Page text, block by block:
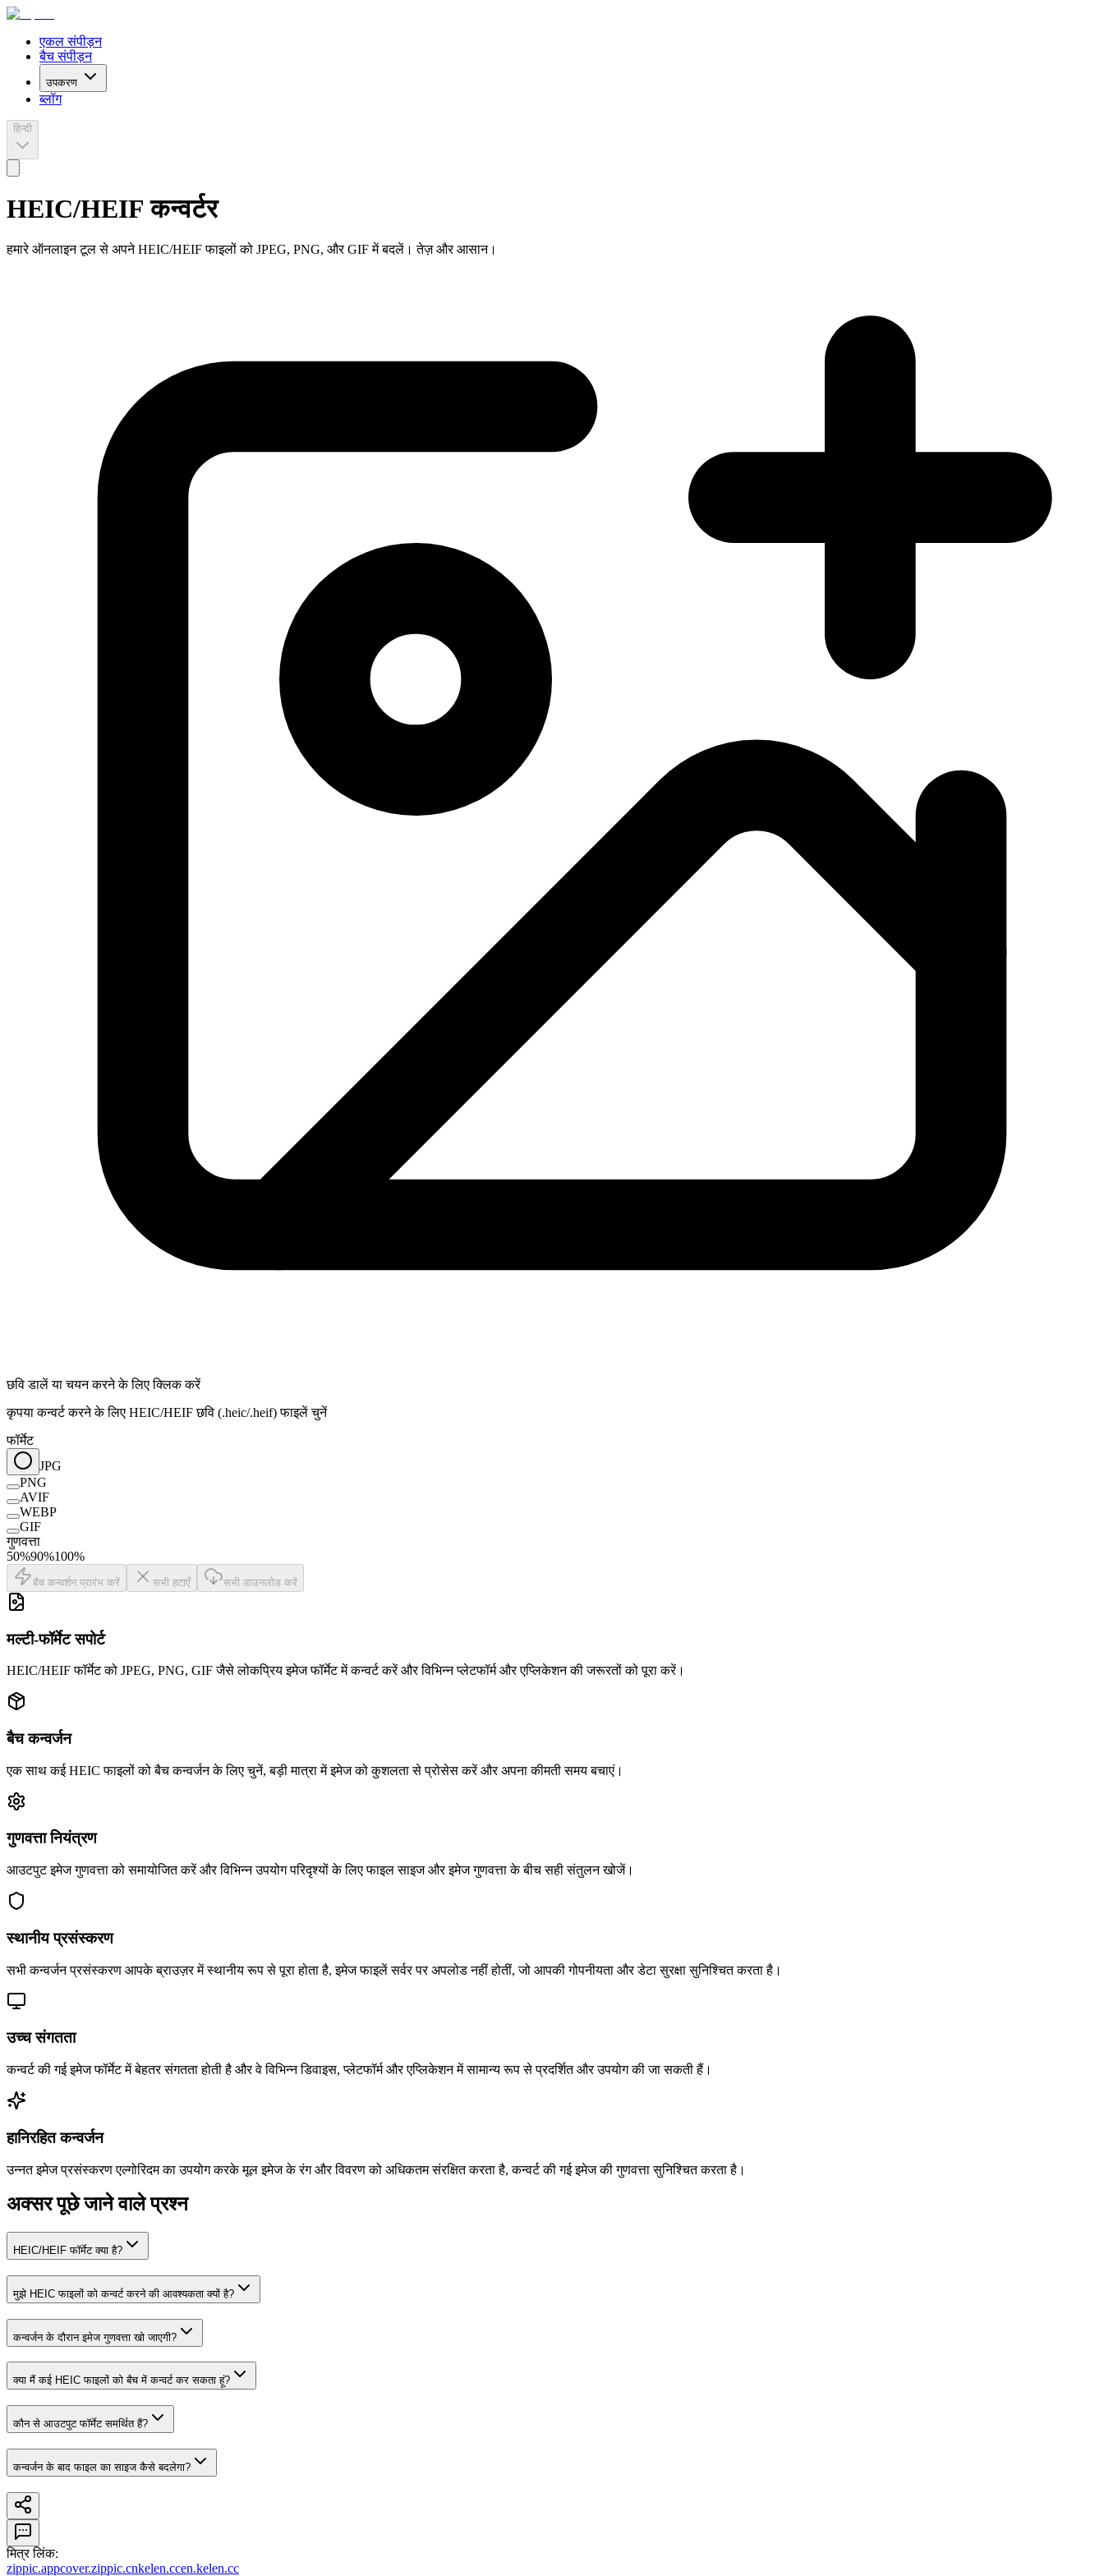
एकल संपीड़न
बैच संपीड़न
उपकरण
ब्लॉग
हिन्दी
HEIC/HEIF कन्वर्टर
हमारे ऑनलाइन टूल से अपने HEIC/HEIF फाइलों को JPEG, PNG, और GIF में बदलें। तेज़ और आसान।
छवि डालें या चयन करने के लिए क्लिक करें
कृपया कन्वर्ट करने के लिए HEIC/HEIF छवि (.heic/.heif) फाइलें चुनें
फॉर्मेट
JPG
PNG
AVIF
WEBP
GIF
गुणवत्ता
50%90%100%
बैच कन्वर्शन प्रारंभ करें सभी हटाएँ सभी डाउनलोड करें
मल्टी-फॉर्मेट सपोर्ट
HEIC/HEIF फॉर्मेट को JPEG, PNG, GIF जैसे लोकप्रिय इमेज फॉर्मेट में कन्वर्ट करें और विभिन्न प्लेटफॉर्म और एप्लिकेशन की जरूरतों को पूरा करें।
बैच कन्वर्जन
एक साथ कई HEIC फाइलों को बैच कन्वर्जन के लिए चुनें, बड़ी मात्रा में इमेज को कुशलता से प्रोसेस करें और अपना कीमती समय बचाएं।
गुणवत्ता नियंत्रण
आउटपुट इमेज गुणवत्ता को समायोजित करें और विभिन्न उपयोग परिदृश्यों के लिए फाइल साइज और इमेज गुणवत्ता के बीच सही संतुलन खोजें।
स्थानीय प्रसंस्करण
सभी कन्वर्जन प्रसंस्करण आपके ब्राउज़र में स्थानीय रूप से पूरा होता है, इमेज फाइलें सर्वर पर अपलोड नहीं होतीं, जो आपकी गोपनीयता और डेटा सुरक्षा सुनिश्चित करता है।
उच्च संगतता
कन्वर्ट की गई इमेज फॉर्मेट में बेहतर संगतता होती है और वे विभिन्न डिवाइस, प्लेटफॉर्म और एप्लिकेशन में सामान्य रूप से प्रदर्शित और उपयोग की जा सकती हैं।
हानिरहित कन्वर्जन
उन्नत इमेज प्रसंस्करण एल्गोरिदम का उपयोग करके मूल इमेज के रंग और विवरण को अधिकतम संरक्षित करता है, कन्वर्ट की गई इमेज की गुणवत्ता सुनिश्चित करता है।
अक्सर पूछे जाने वाले प्रश्न
HEIC/HEIF फॉर्मेट क्या है?
मुझे HEIC फाइलों को कन्वर्ट करने की आवश्यकता क्यों है?
कन्वर्जन के दौरान इमेज गुणवत्ता खो जाएगी?
क्या मैं कई HEIC फाइलों को बैच में कन्वर्ट कर सकता हूं?
कौन से आउटपुट फॉर्मेट समर्थित हैं?
कन्वर्जन के बाद फाइल का साइज कैसे बदलेगा?
मित्र लिंक:
zippic.appcover.zippic.cnkelen.ccen.kelen.cc